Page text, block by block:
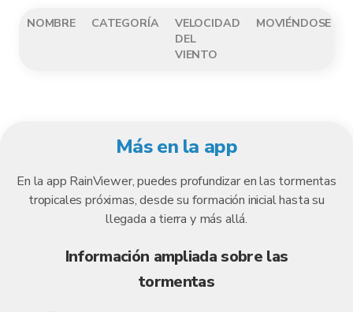
NOMBRE CATEGORÍA
VELOCIDAD
DEL
VIENTO
MOVIÉNDOSE
Más en la app
En la app RainViewer, puedes profundizar en las tormentas
tropicales próximas, desde su formación inicial hasta su
llegada a tierra y más allá.
Información ampliada sobre las
tormentas